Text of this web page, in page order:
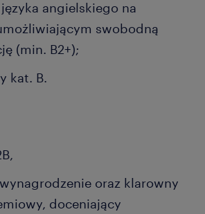
angielskiego na
swobodną
(min. B2+);
kat. B.
oraz klarowny
doceniający